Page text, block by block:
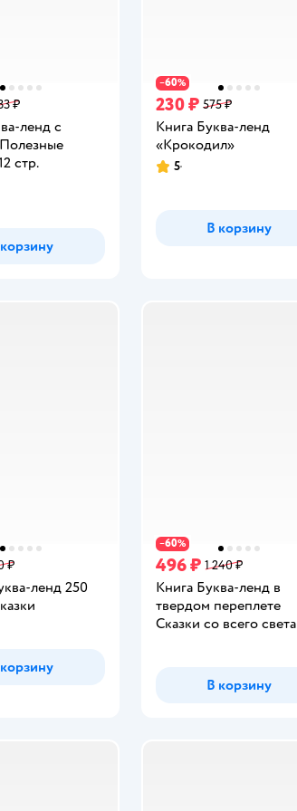
₽
ленд с
стр.
−60%
230 ₽ 575 ₽
Книга Буква-ленд
«Крокодил»
Рейтинг:
5
В корзину
₽
ленд 250
−60%
496 ₽ 1 240 ₽
Книга Буква-ленд в
твердом переплете
Сказки со всего света
В корзину